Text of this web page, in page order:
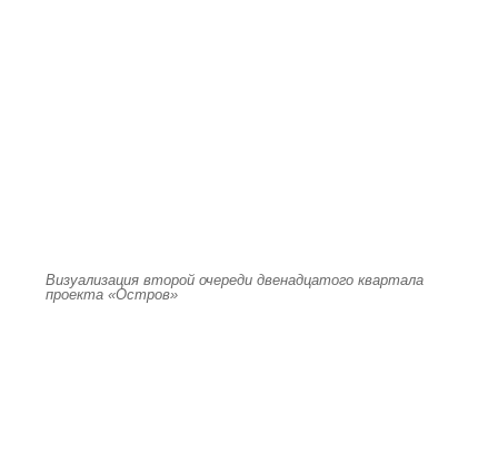
Визуализация второй очереди двенадцатого квартала
проекта «Остров»